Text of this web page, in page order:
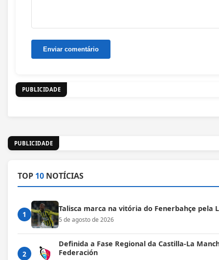
PUBLICIDADE
PUBLICIDADE
TOP 10 NOTÍCIAS
1
Talisca marca na vitória do Fenerbahçe pela
5 de agosto de 2026
2
Definida a Fase Regional da Castilla-La
Federación